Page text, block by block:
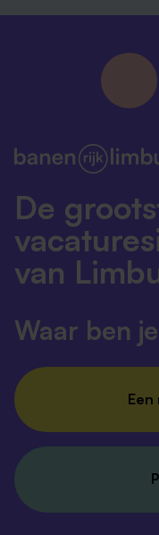
De
van
Waar ben
Een